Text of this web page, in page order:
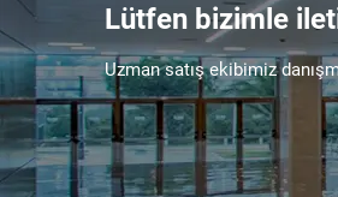
Lütfen bizimle
Uzman satış ekibimiz